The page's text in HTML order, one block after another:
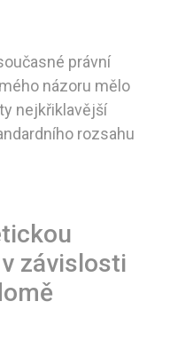
právní
názoru mělo
nejkřiklavější
rozsahu
závislosti